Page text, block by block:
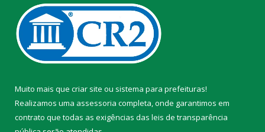
Muito mais que criar site ou sistema para prefeituras!
Realizamos uma assessoria completa, onde garantimos em
contrato que todas as exigências das leis de transparência